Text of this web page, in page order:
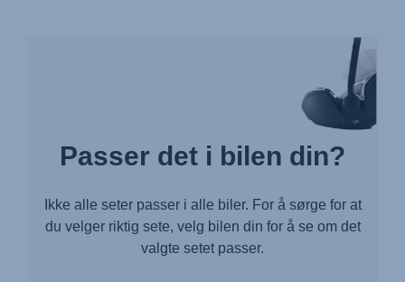
Passer det i bilen din?
Ikke alle seter passer i alle biler. For å sørge for at
du velger riktig sete, velg bilen din for å se om det
valgte setet passer.